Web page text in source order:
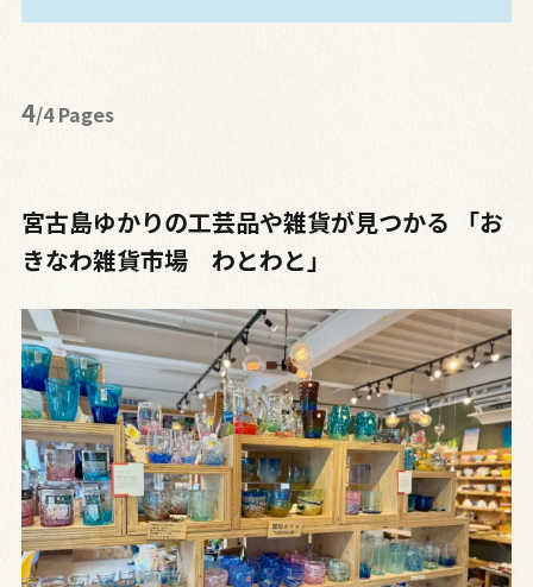
4/4 Pages
宮古島ゆかりの工芸品や雑貨が見つかる 「お
きなわ雑貨市場 わとわと」